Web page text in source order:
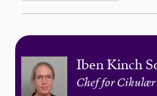
Iben Kinch
Chef for Cikulær